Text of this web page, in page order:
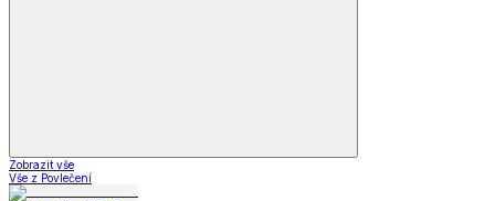
Zobrazit vše
Vše z Povlečení